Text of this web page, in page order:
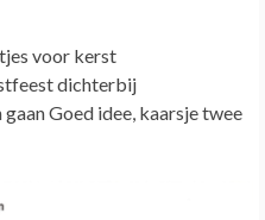
voor kerst
dichterbij
Goed idee, kaarsje twee